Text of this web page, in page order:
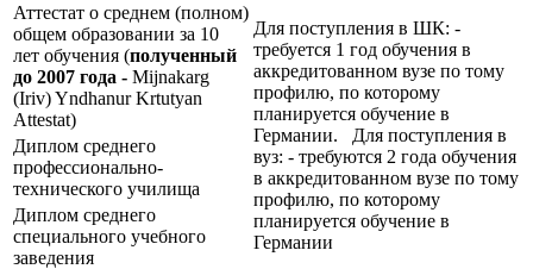
Аттестат о среднем (полном)
общем образовании за 10
лет обучения (полученный
до 2007 года - Mijnakarg
(Iriv) Yndhanur Krtutyan
Attestat)
Для поступления в ШК: -
требуется 1 год обучения в
аккредитованном вузе по тому
профилю, по которому
планируется обучение в
Германии. Для поступления в
вуз: - требуются 2 года обучения
в аккредитованном вузе по тому
профилю, по которому
планируется обучение в
Германии
Диплом среднего
профессионально-
технического училища
Диплом среднего
специального учебного
заведения